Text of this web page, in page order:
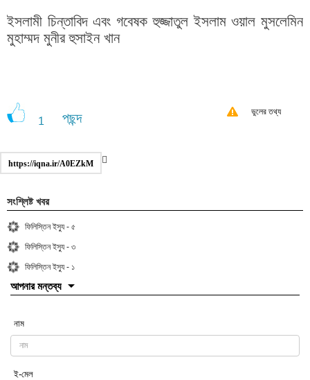
ইসলামী চিন্তাবিদ এবং গবেষক হুজ্জাতুল ইসলাম ওয়াল মুসলেমিন
মুহাম্মদ মুনীর হুসাইন খান
1 পছন্দ ভুলের তথ্য
https://iqna.ir/A0EZkM
সংশ্লিষ্ট খবর
ফিলিস্তিন ইস্যু - ৫
ফিলিস্তিন ইস্যু - ৩
ফিলিস্তিন ইস্যু - ১
আপনার মন্তব্য
নাম
ই-মেল